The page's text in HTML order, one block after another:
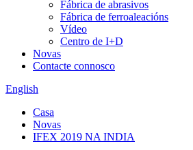
Fábrica de abrasivos
Fábrica de ferroaleacións
Vídeo
Centro de I+D
Novas
Contacte connosco
English
Casa
Novas
IFEX 2019 NA INDIA